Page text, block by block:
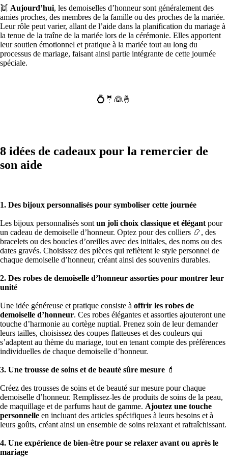
👯 Aujourd’hui, les demoiselles d’honneur sont généralement des
amies proches, des membres de la famille ou des proches de la mariée.
Leur rôle peut varier, allant de l’aide dans la planification du mariage à
la tenue de la traîne de la mariée lors de la cérémonie. Elles apportent
leur soutien émotionnel et pratique à la mariée tout au long du
processus de mariage, faisant ainsi partie intégrante de cette journée
spéciale.
💍🤵👰🤞
8 idées de cadeaux pour la remercier de
son aide
1. Des bijoux personnalisés pour symboliser cette journée
Les bijoux personnalisés sont un joli choix classique et élégant pour
un cadeau de demoiselle d’honneur. Optez pour des colliers 📿, des
bracelets ou des boucles d’oreilles avec des initiales, des noms ou des
dates gravés. Choisissez des pièces qui reflètent le style personnel de
chaque demoiselle d’honneur, créant ainsi des souvenirs durables.
2. Des robes de demoiselle d’honneur assorties pour montrer leur
unité
Une idée généreuse et pratique consiste à offrir les robes de
demoiselle d’honneur. Ces robes élégantes et assorties ajouteront une
touche d’harmonie au cortège nuptial. Prenez soin de leur demander
leurs tailles, choisissez des coupes flatteuses et des couleurs qui
s’adaptent au thème du mariage, tout en tenant compte des préférences
individuelles de chaque demoiselle d’honneur.
3. Une trousse de soins et de beauté sûre mesure 💄
Créez des trousses de soins et de beauté sur mesure pour chaque
demoiselle d’honneur. Remplissez-les de produits de soins de la peau,
de maquillage et de parfums haut de gamme. Ajoutez une touche
personnelle en incluant des articles spécifiques à leurs besoins et à
leurs goûts, créant ainsi un ensemble de soins relaxant et rafraîchissant.
4. Une expérience de bien-être pour se relaxer avant ou après le
mariage